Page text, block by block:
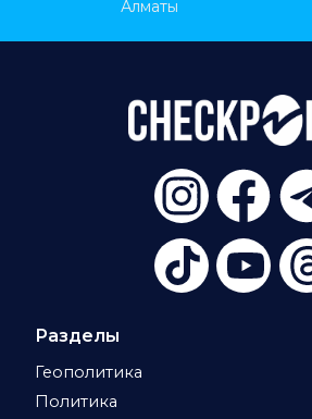
Алматы
Разделы
Геополитика
Политика